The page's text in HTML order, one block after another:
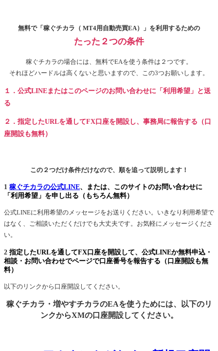
無料で「稼ぐチカラ（ MT4用自動売買EA）」を利用するための
たった２つの条件
稼ぐチカラの場合には、無料でEAを使う条件は２つです。
それほどハードルは高くないと思いますので、この3つお願いします。
１．公式LINEまたはこのページのお問い合わせに「利用希望」と送
る
２．指定したURLを通してFX口座を開設し、事務局に報告する（口
座開設も無料）
この２つだけ条件だけなので、順を追って説明します！
1 稼ぐチカラの公式LINE、または、このサイトのお問い合わせに
「利用希望」を申し出る（もちろん無料）
公式LINEに利用希望のメッセージをお送りください。いきなり利用希望で
はなく、ご相談いただくだけでも大丈夫です。お気軽にメッセージくださ
い。
2 指定したURLを通してFX口座を開設して、公式LINEか無料申込・
相談・お問い合わせでページで口座番号を報告する（口座開設も無
料）
以下のリンクから口座開設してください。
稼ぐチカラ・増やすチカラのEAを使うためには、以下のリ
ンクからXMの口座開設してください。